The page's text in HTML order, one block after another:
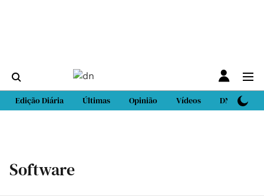
Edição Diária Últimas Opinião Vídeos DN Sport
Software